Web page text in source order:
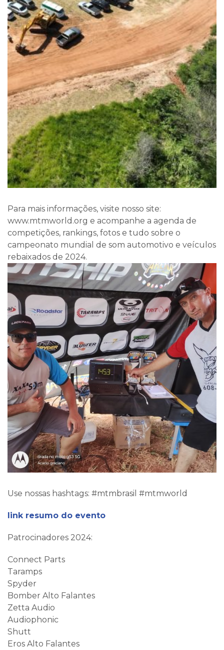
Para mais informações, visite nosso site:
www.mtmworld.org e acompanhe a agenda de
competições, rankings, fotos e tudo sobre o
campeonato mundial de som automotivo e veículos
rebaixados de 2024.
Use nossas hashtags: #mtmbrasil #mtmworld
link resumo do evento
Patrocinadores 2024:
Connect Parts
Taramps
Spyder
Bomber Alto Falantes
Zetta Audio
Audiophonic
Shutt
Eros Alto Falantes